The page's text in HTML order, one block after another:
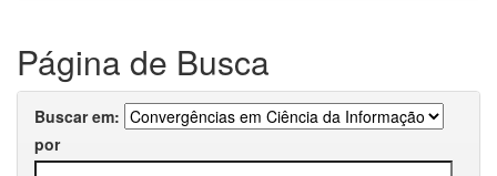
Página de Busca
Buscar em:
por